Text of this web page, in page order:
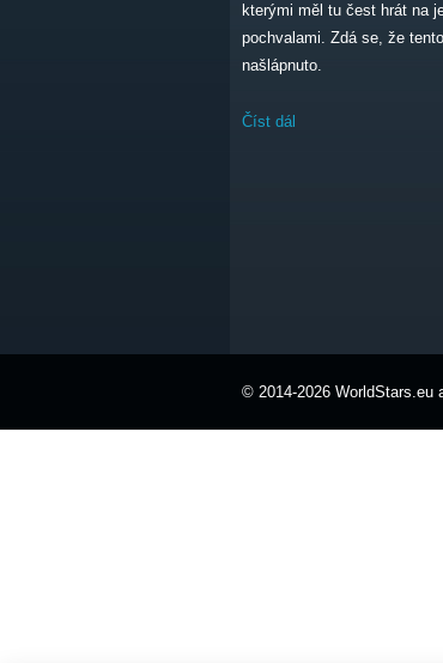
kterými měl tu čest hrát na
pochvalami. Zdá se, že
našlápnuto.
Číst dál
© 2014-2026 WorldStars.eu